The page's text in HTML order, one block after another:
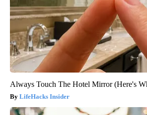
Always Touch The Hotel Mirror (Here's
LifeHacks Insider